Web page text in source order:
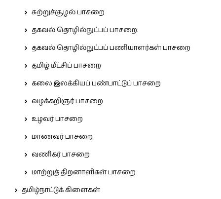
சுற்றுச்சூழல் பாசறை
தகவல் தொழில்நுட்பப் பாசறை.
தகவல் தொழில்நுட்பப் பணியாளர்கள் பாசறை
தமிழ் மீட்சிப் பாசறை
கலை இலக்கியப் பண்பாட்டுப் பாசறை
வழக்கறிஞர் பாசறை
உழவர் பாசறை
மாணவர் பாசறை
வணிகர் பாசறை
மாற்றுத் திறனாளிகள் பாசறை
தமிழ்நாட்டுக் கிளைகள்